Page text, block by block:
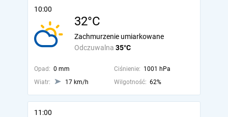
10:00
32°C
Odczuwalna 35°C
Zachmurzenie umiarkowane
Opad: 0 mm Ciśnienie: 1001 hPa
Wiatr:
17 km/h Wilgotność: 62%
11:00